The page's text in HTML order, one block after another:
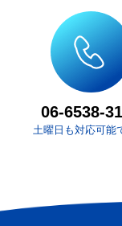
06-6538-
土曜日も対応可能